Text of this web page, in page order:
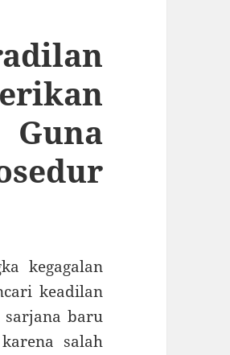
kegagalan
keadilan
baru
salah